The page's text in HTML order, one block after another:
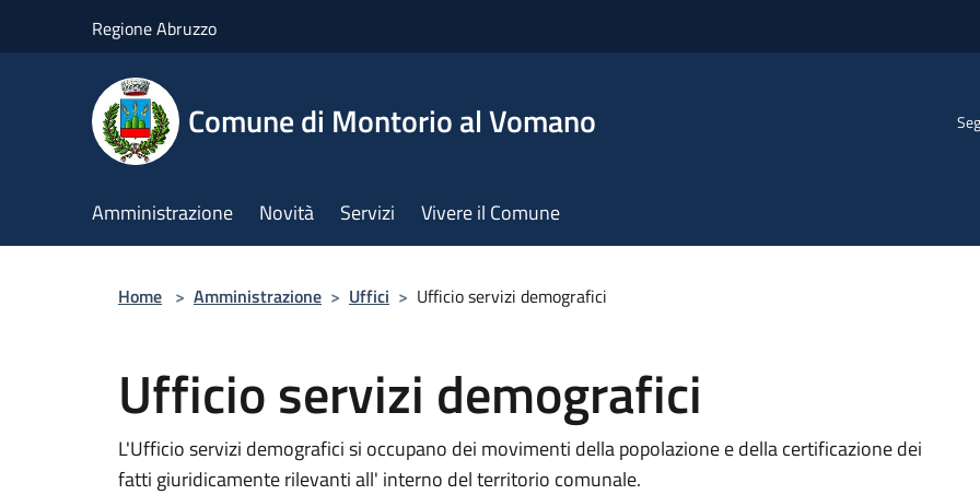
Regione Abruzzo
Comune di Montorio al Vomano
Amministrazione Novità Servizi Vivere il Comune
Home > Amministrazione > Uffici > Ufficio servizi demografici
Ufficio servizi demografici
L'Ufficio servizi demografici si occupano dei movimenti della popolazione e della certificazione dei
fatti giuridicamente rilevanti all' interno del territorio comunale.